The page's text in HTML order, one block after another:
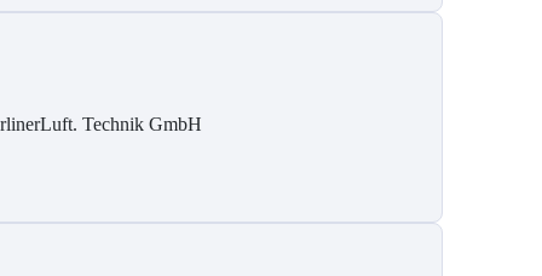
Technik GmbH